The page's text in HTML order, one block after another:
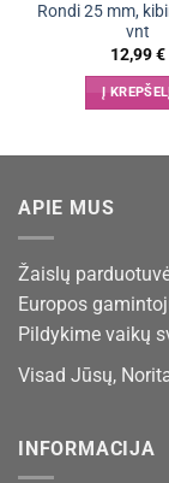
Rondi 25 mm,
vnt
12,99€
Į
APIE MUS
Žaislų
Europos
Pildykime vaikų
Visad Jūsų,
INFORMACIJA